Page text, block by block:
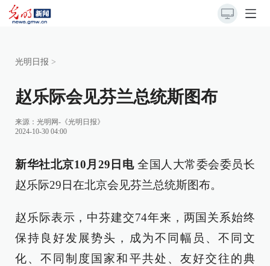
光明日报 >
赵乐际会见芬兰总统斯图布
来源： 光明网-《光明日报》
2024-10-30 04:00
新华社北京10月29日电全国人大常委会委员长
赵乐际29日在北京会见芬兰总统斯图布。
赵乐际表示，中芬建交74年来，两国关系始终
保持良好发展势头，成为不同幅员、不同文
化、不同制度国家和平共处、友好交往的典